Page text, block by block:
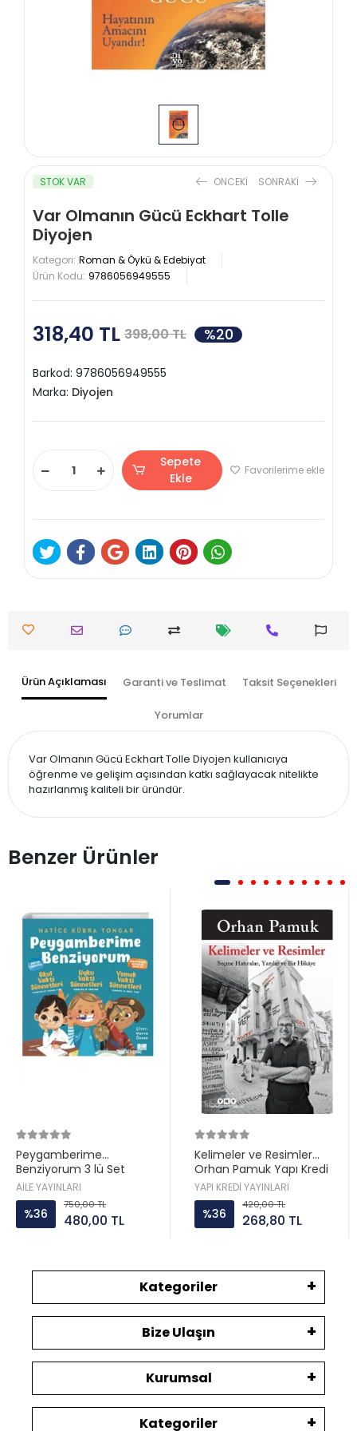
STOK VAR ONCEKI SONRAKI
Var Olmanın Gücü Eckhart Tolle
Diyojen
Kategori: Roman & Öykü & Edebiyat
Ürün Kodu: 9786056949555
318,40 TL 398,00 TL %20
Barkod: 9786056949555
Marka: Diyojen
Sepete
Ekle
Favorilerime ekle
Ürün Açıklaması Garanti ve Teslimat Taksit Seçenekleri
Yorumlar
Var Olmanın Gücü Eckhart Tolle Diyojen kullanıcıya
öğrenme ve gelişim açısından katkı sağlayacak nitelikte
hazırlanmış kaliteli bir üründür.
Benzer Ürünler
Peygamberime
Benziyorum 3 lü Set
Hatice Kübra Tongar Aile
Yayın
AİLE YAYINLARI
%36
750,00 TL
480,00 TL
Kelimeler ve Resimler
Orhan Pamuk Yapı Kredi
YAPI KREDİ YAYINLARI
%36
420,00 TL
268,80 TL
Kategoriler
Bize Ulaşın
Kurumsal
Kategoriler